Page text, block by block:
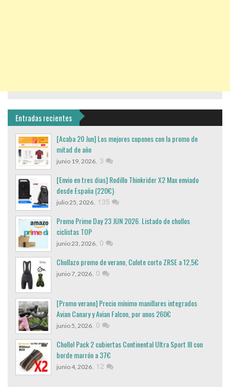
Entradas recientes
[Acaba 20 Jun] Los mejores cupones con la promo de
mitad de año
junio 19, 2026, 3
[Envio en tres dias] Rodillo Thinkrider X2 Max enviado
desde España (220€)
julio 25, 2026, 135
Promo Prime Day 23 JUN 2026. Listado de chollos
ciclistas TOP
junio 23, 2026, 0
Chollazo promo de verano, Culote corto ZRSE a 12,5€
junio 7, 2026, 0
[Promo verano] Precio mínimo manillares integrados
Avian Canary y Avian Falcon, por unos 260€
junio 5, 2026, 0
Chollo! Pack 2 cubiertas Continental Ultra Sport III con
borde marrón a 37€
junio 4, 2026, 12